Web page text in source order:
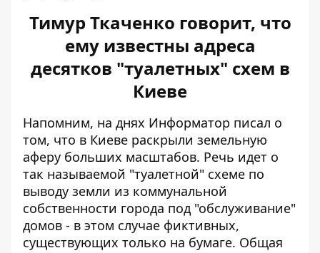
Тимур Ткаченко говорит, что
ему известны адреса
десятков "туалетных" схем в
Киеве
Напомним, на днях Информатор писал о
том, что в Киеве раскрыли земельную
аферу больших масштабов. Речь идет о
так называемой "туалетной" схеме по
выводу земли из коммунальной
собственности города под "обслуживание"
домов - в этом случае фиктивных,
существующих только на бумаге. Общая